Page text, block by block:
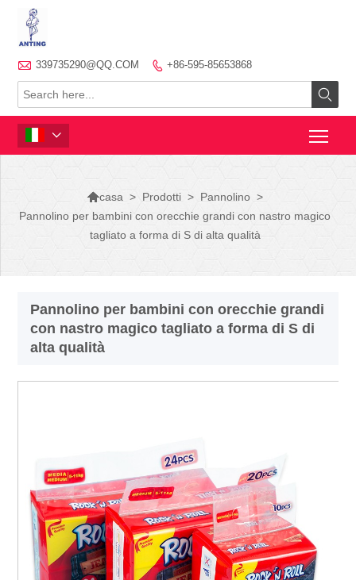
 339735290@QQ.COM  +86-595-85653868


casa > Prodotti > Pannolino >
Pannolino per bambini con orecchie grandi con nastro magico
tagliato a forma di S di alta qualità
Pannolino per bambini con orecchie grandi
con nastro magico tagliato a forma di S di
alta qualità